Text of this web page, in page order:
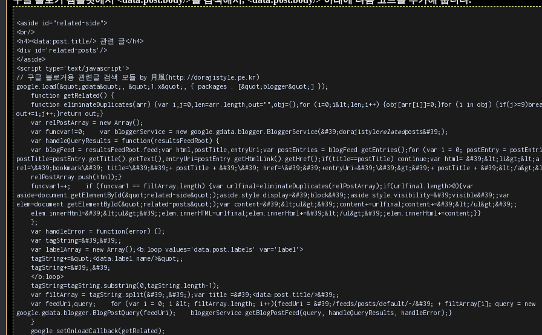
<aside id="related-side">
<br/>
<h4><data:post.title/> 관련 글</h4>
<div id='related-posts'/>
</aside>
<script type='text/javascript'>
// 구글 블로거용 관련글 검색 모듈 by 月風(http://dorajistyle.pe.kr)
google.load(&quot;gdata&quot;, &quot;1.x&quot;, { packages : [&quot;blogger&quot;] });
function getRelated() {
function eliminateDuplicates(arr) {var i,j=0,len=arr.length,out="",obj={};for (i=0;i&lt;len;i++) {obj[arr[i]]=0;}for (i in obj)
out+=i;j++;}return out;}
var relPostArray = new Array();
var funcvar1=0; var bloggerService = new google.gdata.blogger.BloggerService(&#39;dorajistylerelatedposts&#39;);
var handleQueryResults = function(resultsFeedRoot) {
var blogFeed = resultsFeedRoot.feed;var html,postTitle,entryUri;var postEntries = blogFeed.getEntries();for (var i = 0; postEntry =
postTitle=postEntry.getTitle().getText(),entryUri=postEntry.getHtmlLink().getHref();if(title==postTitle) continue;var html= &#39;&lt;li&gt;&lt;a
rel=\&#39;bookmark\&#39; title=\&#39;&#39;+ postTitle + &#39;\&#39; href=\&#39;&#39;+entryUri+&#39;\&#39;&gt;&#39;+ postTitle + &#39;&lt;/
relPostArray.push(html);}
funcvar1++; if (funcvar1 == filtArray.length) {var urlfinal=eliminateDuplicates(relPostArray);if(urlfinal.length>0){var
aside=document.getElementById(&quot;related-side&quot;);aside.style.display=&#39;block&#39;;aside.style.visibility=&#39;visible&#39;;var
elem=document.getElementById(&quot;related-posts&quot;);var content=&#39;&lt;ul&gt;&#39;;content+=urlfinal;content+=&#39;&lt;/ul&gt;&#39;;
elem.innerHtml=&#39;&lt;ul&gt;&#39;;elem.innerHTML=urlfinal;elem.innerHtml+=&#39;&lt;/ul&gt;&#39;;elem.innerHtml+=content;}}
};
var handleError = function(error) {};
var tagString=&#39;&#39;;
var labelArray = new Array();<b:loop values='data:post.labels' var='label'>
tagString+=&quot;<data:label.name/>&quot;;
tagString+=&#39;,&#39;
</b:loop>
tagString=tagString.substring(0,tagString.length-1);
var filtArray = tagString.split(&#39;,&#39;);var title =&#39;<data:post.title/>&#39;;
var feedUri,query; for (var i = 0; i &lt; filtArray.length; i++){feedUri = &#39;/feeds/posts/default/-/&#39; + filtArray[i]; query = new
google.gdata.blogger.BlogPostQuery(feedUri); bloggerService.getBlogPostFeed(query, handleQueryResults, handleError);}
}
google.setOnLoadCallback(getRelated);